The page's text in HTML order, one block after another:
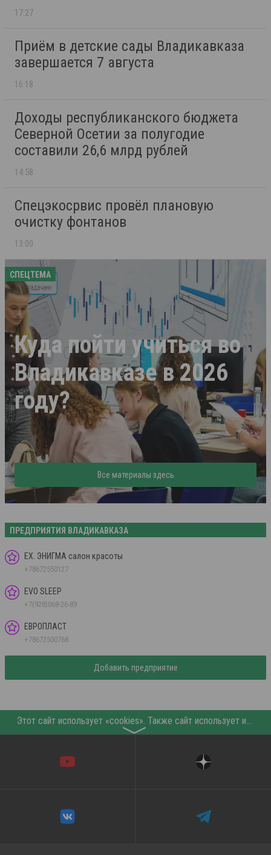
17:27
Приём в детские сады Владикавказа
завершается 7 августа
16:18
Доходы республиканского бюджета
Северной Осетии за полугодие
составили 26,6 млрд рублей
14:58
Спецэкосрвис провёл плановую
очистку фонтанов
13:00
СПЕЦТЕМА
Куда пойти учиться во
Владикавказе в 2026
году?
Все материалы здесь
ПРЕДПРИЯТИЯ ВЛАДИКАВКАЗА
EX. ЭНИГМА салон красоты
+78672550127
EVO SLEEP
+7(928)068-26-89
ЕВРОПЛАСТ
+78672500768
Добавить предприятие
〉